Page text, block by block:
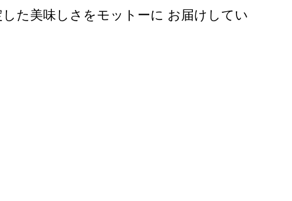
た美味しさをモットーに お届けしてい